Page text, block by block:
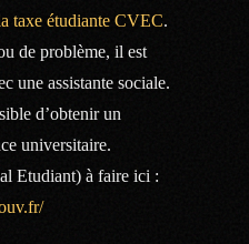
taxe étudiante CVEC.
de problème, il est
une assistante sociale.
d’obtenir un
universitaire.
Etudiant) à faire ici :